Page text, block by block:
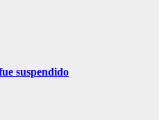
suspendido